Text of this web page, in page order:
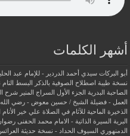
أشهر الكلمات
أبو البركات سيدي أحمد الدردير - للإمام عبد
نسخة طيبة اصطلاح الصوفية بالذكر البسط
الصاحبة البدرية
الجزء الأول السراج المنير شرح
العمل - فضيلة الشيخ / حسين معوض - رضي
الذخيرة الماحية للآثام في الصلاة علي خير الأنام
البرية
السيرة الذاتية - الامام محمد الحفنى
الدمنهوري
السيوف الحداد - نسخة حديثة